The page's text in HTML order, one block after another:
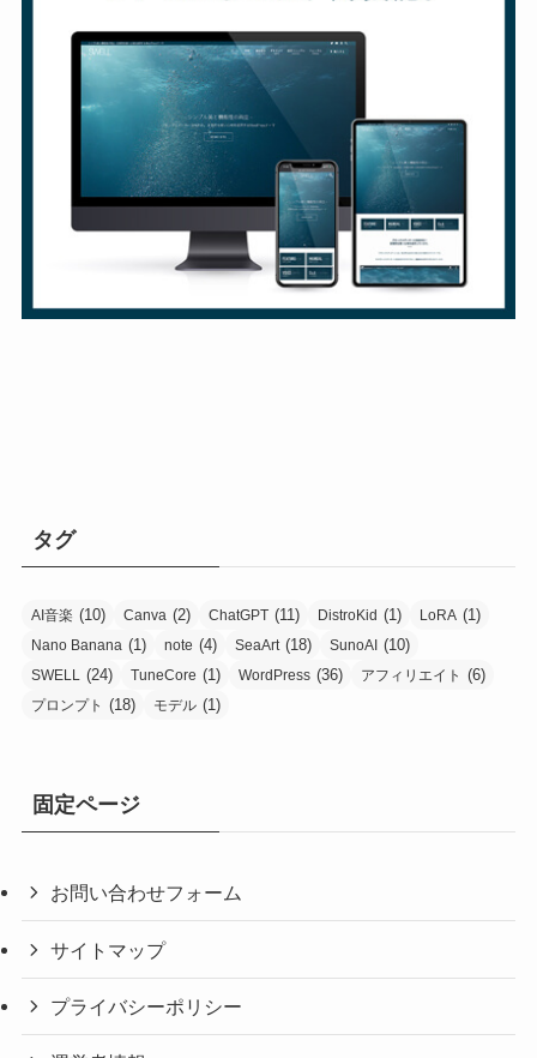
タグ
AI音楽 (10) Canva (2) ChatGPT (11) DistroKid (1) LoRA (1)
Nano Banana (1) note (4) SeaArt(18) SunoAI (10)
SWELL (24) TuneCore (1) WordPress (36) アフィリエイト (6)
プロンプト (18) モデル (1)
固定ページ
お問い合わせフォーム
サイトマップ
プライバシーポリシー